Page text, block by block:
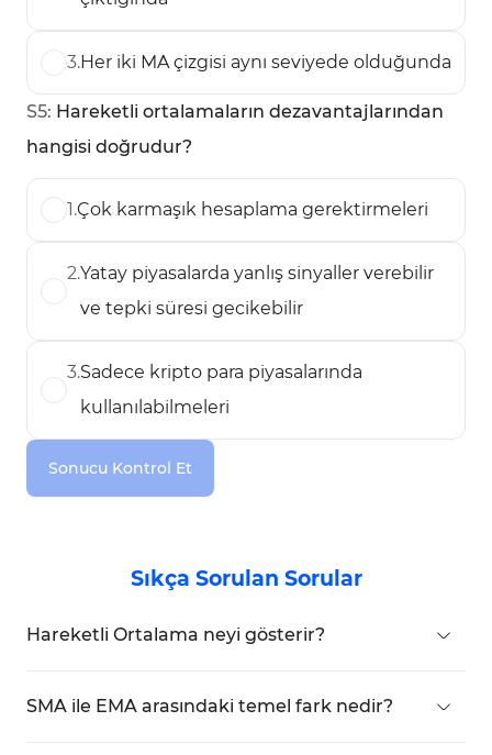
3.Her iki MA çizgisi aynı seviyede olduğunda
S5: Hareketli ortalamaların dezavantajlarından
hangisi doğrudur?
1.Çok karmaşık hesaplama gerektirmeleri
2.Yatay piyasalarda yanlış sinyaller verebilir
ve tepki süresi gecikebilir
3.Sadece kripto para piyasalarında
kullanılabilmeleri
Sonucu Kontrol Et
Sıkça Sorulan Sorular
Hareketli Ortalama neyi gösterir?
fiyatını hesaplar ve yatırımcılara genel piyasa
SMA ile EMA arasındaki temel fark nedir?